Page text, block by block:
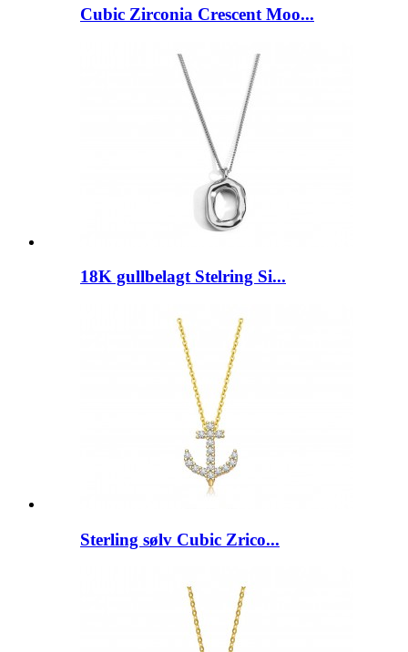
Cubic Zirconia Crescent Moo...
18K gullbelagt Stelring Si...
Sterling sølv Cubic Zrico...